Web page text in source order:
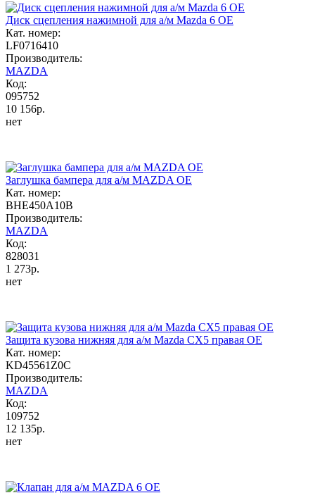
Диск сцепления нажимной для а/м Mazda 6 OE
Кат. номер:
LF0716410
Производитель:
MAZDA
Код:
095752
10 156р.
нет
Заглушка бампера для а/м MAZDA OE
Кат. номер:
BHE450A10B
Производитель:
MAZDA
Код:
828031
1 273р.
нет
Защита кузова нижняя для а/м Mazda CX5 правая OE
Кат. номер:
KD45561Z0C
Производитель:
MAZDA
Код:
109752
12 135р.
нет